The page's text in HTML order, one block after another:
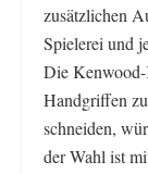
zusätzlichen
Spielerei und
Die
Handgriffen
schneiden,
der Wahl ist